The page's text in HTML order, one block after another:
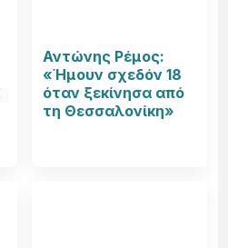
Αντώνης Ρέμος:
«Ήμουν σχεδόν 18
όταν ξεκίνησα από
τη Θεσσαλονίκη»